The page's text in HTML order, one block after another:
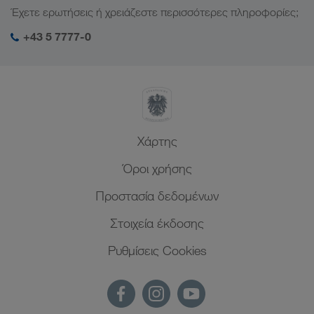
Διαχείριση SHEQ
Έχετε ερωτήσεις ή χρειάζεστε περισσότερες πληροφορίες;
+43 5 7777-0
Xάρτης
Όροι χρήσης
Προστασία δεδομένων
Στοιχεία έκδοσης
Ρυθμίσεις Cookies